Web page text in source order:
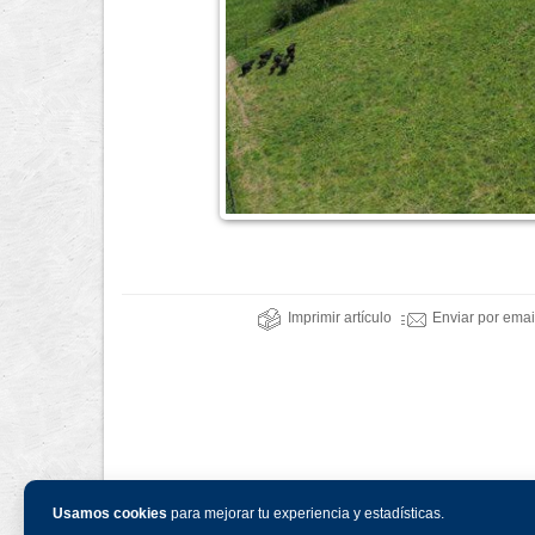
Usamos cookies para mejorar tu experiencia y estadísticas.
Imprimir artículo Enviar por